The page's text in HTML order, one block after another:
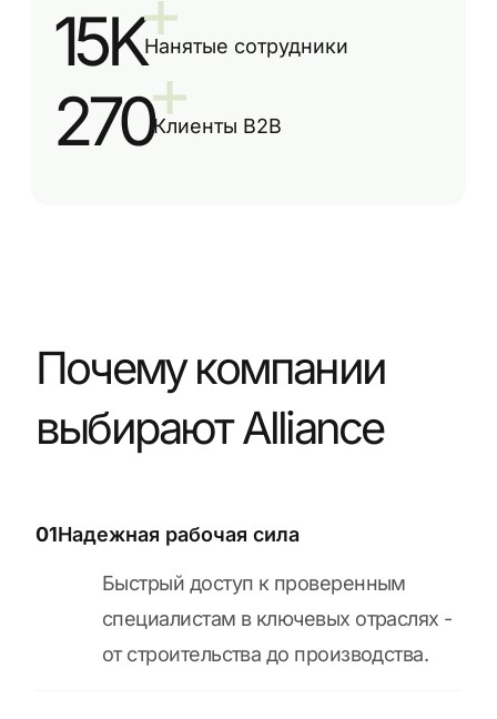
15KНанятые сотрудники
270Клиенты B2B
Почему компании
выбирают Alliance
01Надежная рабочая сила
Быстрый доступ к проверенным
специалистам в ключевых отраслях -
от строительства до производства.